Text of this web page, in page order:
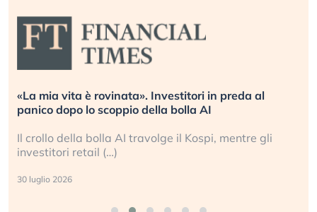
«La mia vita è rovinata». Investitori in preda al
panico dopo lo scoppio della bolla AI
Il crollo della bolla AI travolge il Kospi, mentre gli
investitori retail (…)
30 luglio 2026